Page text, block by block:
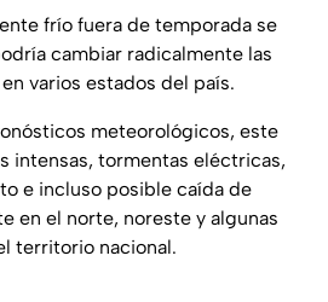
frío fuera de temporada se
cambiar radicalmente las
varios estados del país.
meteorológicos, este
intensas, tormentas eléctricas,
e incluso posible caída de
en el norte, noreste y algunas
territorio nacional.